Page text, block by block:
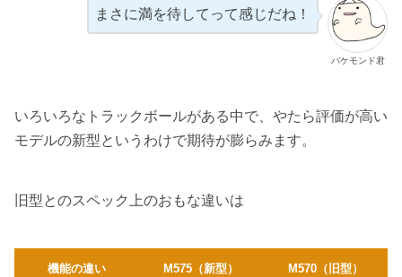
バケモンド君
まさに満を待してって感じだね！
いろいろなトラックボールがある中で、やたら評価が高い
モデルの新型というわけで期待が膨らみます。
旧型とのスペック上のおもな違いは
機能の違い M575（新型） M570（旧型）